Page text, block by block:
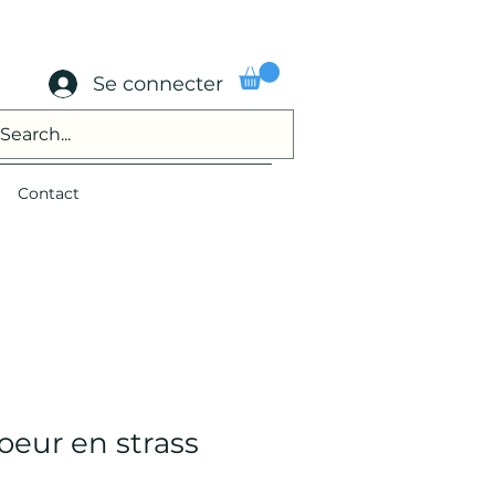
Se connecter
Contact
en strass